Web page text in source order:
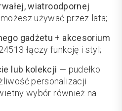
wiatroodpornej
używać przez lata;
gadżetu + akcesorium
łączy funkcję i styl;
lub kolekcji — pudełko
personalizacji
wybór również na